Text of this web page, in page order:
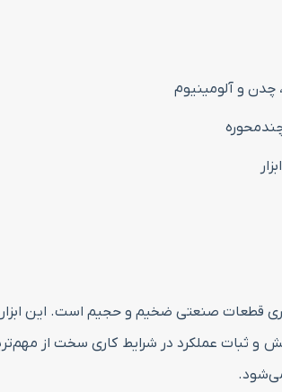
چدن و آلومینیوم
قطعات صنعتی ضخیم و حجیم است. این
سایش و ثبات عملکرد در شرایط کاری سخت